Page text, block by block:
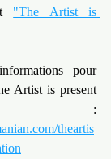
"The Artist is
pour
Artist is present
theartis